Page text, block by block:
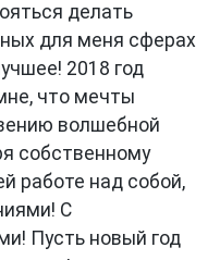
делать
для меня сферах
2018 год
что мечты
волшебной
собственному
работе над собой,
С
Пусть новый год